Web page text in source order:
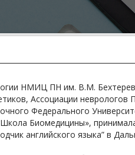
НМИЦ ПН им. В.М.
Ассоциации неврологов
Федерального
Биомедицины»,
английского языка” в